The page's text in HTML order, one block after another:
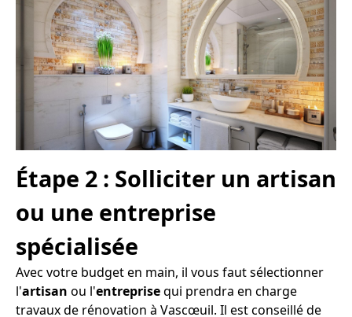
Étape 2 : Solliciter un artisan
ou une entreprise
spécialisée
Avec votre budget en main, il vous faut sélectionner
l'artisan ou l'entreprisequi prendra en charge
travaux de rénovation à Vascœuil. Il est conseillé de